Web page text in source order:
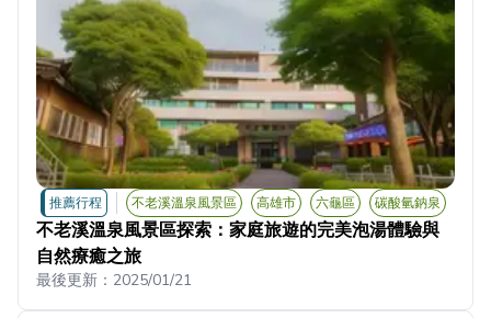
推薦行程 不老溪溫泉風景區 高雄市 六龜區 碳酸氫鈉泉
不老溪溫泉風景區探索：家庭旅遊的完美泡湯體驗與
自然療癒之旅
最後更新： 2025/01/21